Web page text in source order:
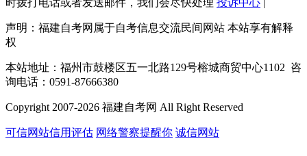
时拨打电话或者发送邮件，我们会尽快处理 投诉中心
声明：福建自考网属于自考信息交流民间网站 本站享有解释
权
本站地址：福州市鼓楼区五一北路129号榕城商贸中心1102 咨
询电话：0591-87666380
Copyright 2007-2026 福建自考网 All Right Reserved
可信网站信用评估 网络警察提醒你 诚信网站